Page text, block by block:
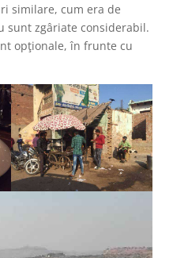
similare, cum era de
sunt zgâriate considerabil.
opţionale, în frunte cu